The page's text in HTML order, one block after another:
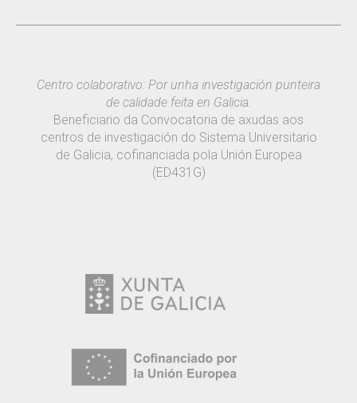
Centro colaborativo: Por unha investigación punteira
de calidade feita en Galicia.
Beneficiario da Convocatoria de axudas aos
centros de investigación do Sistema Universitario
de Galicia, cofinanciada pola Unión Europea
(ED431G)